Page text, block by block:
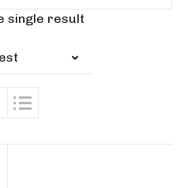
single result